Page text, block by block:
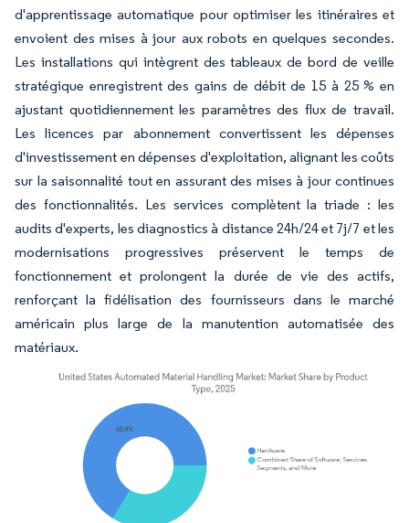
d'apprentissage automatique pour optimiser les itinéraires et
envoient des mises à jour aux robots en quelques secondes.
Les installations qui intègrent des tableaux de bord de veille
stratégique enregistrent des gains de débit de 15 à 25 % en
ajustant quotidiennement les paramètres des flux de travail.
Les licences par abonnement convertissent les dépenses
d'investissement en dépenses d'exploitation, alignant les coûts
sur la saisonnalité tout en assurant des mises à jour continues
des fonctionnalités. Les services complètent la triade : les
audits d'experts, les diagnostics à distance 24h/24 et 7j/7 et les
modernisations progressives préservent le temps de
fonctionnement et prolongent la durée de vie des actifs,
renforçant la fidélisation des fournisseurs dans le marché
américain plus large de la manutention automatisée des
matériaux.